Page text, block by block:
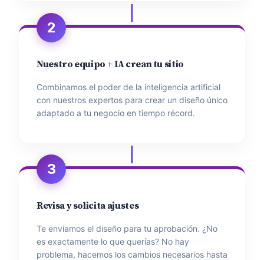
2
Nuestro equipo + IA crean tu sitio
Combinamos el poder de la inteligencia artificial
con nuestros expertos para crear un diseño único
adaptado a tu negocio en tiempo récord.
3
Revisa y solicita ajustes
Te enviamos el diseño para tu aprobación. ¿No
es exactamente lo que querías? No hay
problema, hacemos los cambios necesarios hasta